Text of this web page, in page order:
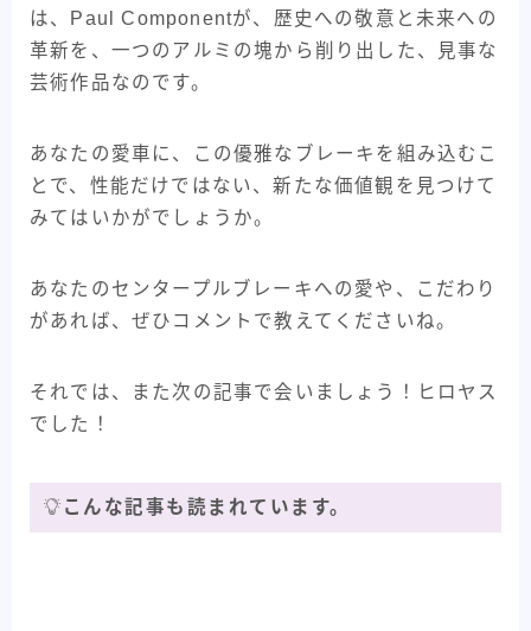
は、Paul Componentが、歴史への敬意と未来への
革新を、一つのアルミの塊から削り出した、見事な
芸術作品なのです。
あなたの愛車に、この優雅なブレーキを組み込むこ
とで、性能だけではない、新たな価値観を見つけて
みてはいかがでしょうか。
あなたのセンタープルブレーキへの愛や、こだわり
があれば、ぜひコメントで教えてくださいね。
それでは、また次の記事で会いましょう！ヒロヤス
でした！
こんな記事も読まれています。